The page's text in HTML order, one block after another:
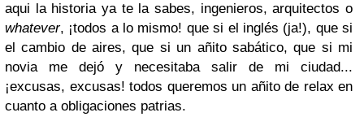
aqui la historia ya te la sabes, ingenieros, arquitectos o
whatever, ¡todos a lo mismo! que si el inglés (ja!), que si
el cambio de aires, que si un añito sabático, que si mi
novia me dejó y necesitaba salir de mi ciudad...
¡excusas, excusas! todos queremos un añito de relax en
cuanto a obligaciones patrias.